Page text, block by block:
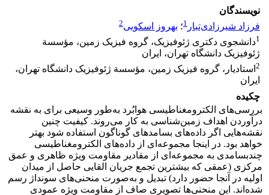
نویسندگان
فرزاد شیرزادی‌تبار 1؛ بهروز اسکویی2
1دانشجوی دکتری ژئوفیزیک، گروه فیزیک زمین، مؤسسة
ژئوفیزیک دانشگاه تهران، ایران
2 استادیار، گروه فیزیک زمین، مؤسسة ژئوفیزیک دانشگاه تهران،
ایران
چکیده
بررسی‌های الکترومغناطیسی هوابُرد به‌‌طور وسیعی برای به نقشه
درآوردن اهداف زمین‌شناسی به کار می‌روند. کیفیت چنین
نقشه‌هایی اگر داده‌های بسامد‌‌‌‌‌‌های گوناگون استفاده شود بهتر
خواهد بود. در اینجا مجموعه‌ای از داده‌های الکترومغناطیسی
چندبسامد‌‌‌‌‌ی به مجموعه‌ای از مقادیر مقاومت ویژه ظاهری و عمق
مرکزی (عمقی که بیشترین تجمع جریان القایی حاصل از میدان
اولیه در آنجا حضور دارد) تبدیل و به‌‌صورت منحنی‌های سونداژ رسم
شده‌اند. این منحنی‌ها تصویری صاف از مقاومت ویژه عمودی